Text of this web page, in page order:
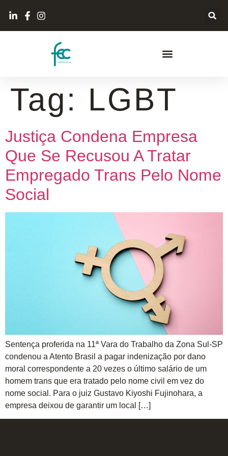
Tag: LGBT
Justiça Condena Empresa
Que Se Recusou A Tratar
Empregado Trans Pelo Nome
Social
Sentença proferida na 11ª Vara do Trabalho da Zona Sul-SP
condenou a Atento Brasil a pagar indenização por dano
moral correspondente a 20 vezes o último salário de um
homem trans que era tratado pelo nome civil em vez do
nome social. Para o juiz Gustavo Kiyoshi Fujinohara, a
empresa deixou de garantir um local […]